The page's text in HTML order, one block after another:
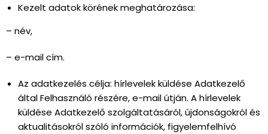
Kezelt adatok körének meghatározása:
– név,
– e-mail cím.
Az adatkezelés célja: hírlevelek küldése Adatkezelő
által Felhasználó részére, e-mail útján. A hírlevelek
küldése Adatkezelő szolgáltatásáról, újdonságokról és
aktualitásokról szóló információk, figyelemfelhívó